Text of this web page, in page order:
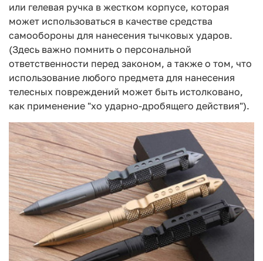
или гелевая ручка в жестком корпусе, которая
может использоваться в качестве средства
самообороны для нанесения тычковых ударов.
(Здесь важно помнить о персональной
ответственности перед законом, а также о том, что
использование любого предмета для нанесения
телесных повреждений может быть истолковано,
как применение "хо ударно-дробящего действия").